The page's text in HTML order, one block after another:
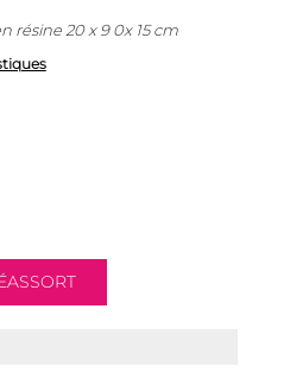
résine 20 x 9 0x 15 cm